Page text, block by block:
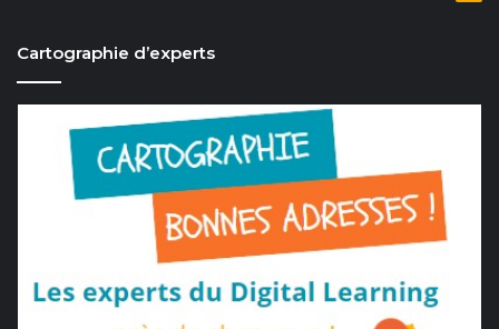
Cartographie d’experts